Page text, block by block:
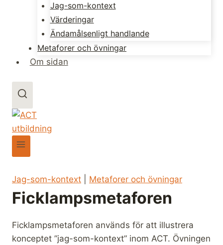
Jag-som-kontext
Värderingar
Ändamålsenligt handlande
Metaforer och övningar
Om sidan
Jag-som-kontext Metaforer och övningar
Ficklampsmetaforen
Ficklampsmetaforen används för att illustrera
konceptet ”jag-som-kontext” inom ACT. Övningen